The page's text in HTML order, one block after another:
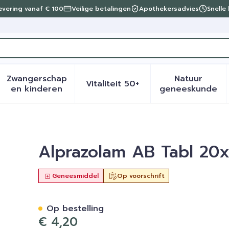
vanaf € 100 Veilige betalingen Apothekersadvies Snelle
verzorging en hygiëne categorie
voor Dieet, voeding en vitamines categorie
Zwangerschap
en kinderenToon submenu voor Zwangerschap en
Vitaliteit 50+Toon submenu voor
Natuur
geneeskunde
Toon
Alprazolam AB Tabl
Op voorschrift
Geneesmiddel
€ 4,20
Op bestelling